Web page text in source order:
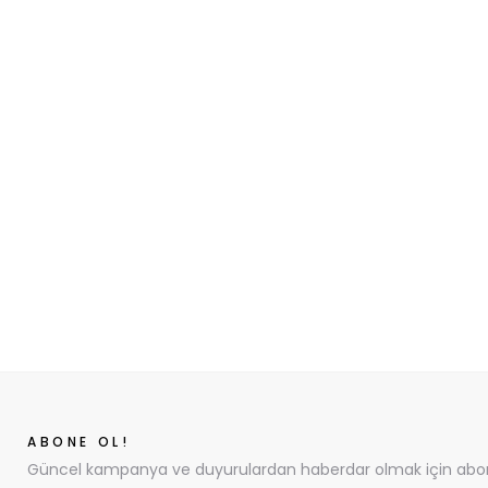
ABONE OL!
Güncel kampanya ve duyurulardan haberdar olmak için